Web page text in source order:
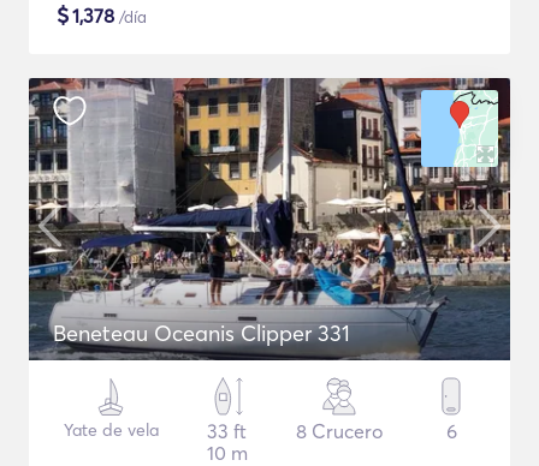
$1,378 /día
Beneteau Oceanis Clipper 331
Yate de vela
33 ft
10 m
8 Crucero 6